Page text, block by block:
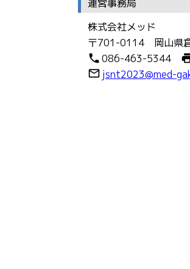
運営事務局
株式会社メッド
〒701-0114 岡山県
phone 086-463-5344
mail_outline jsnt2023@med-